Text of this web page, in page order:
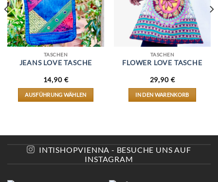
TASCHEN
JEANS LOVE TASCHE
14,90 €
AUSFÜHRUNG WÄHLEN
VARIANTEN
DIE
OPTIONEN
TASCHEN
FLOWER LOVE TASCHE
29,90 €
IN DEN WARENKORB
INTISHOPVIENNA - BESUCHE UNS AUF
INSTAGRAM